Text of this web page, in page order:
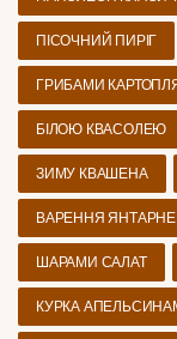
ПІСОЧНИЙ ПИРІГ
ГРИБАМИ
БІЛОЮ КВАСОЛЕЮ
ЗИМУ КВАШЕНА
ВАРЕННЯ ЯНТАРНЕ
ШАРАМИ САЛАТ
КУРКА